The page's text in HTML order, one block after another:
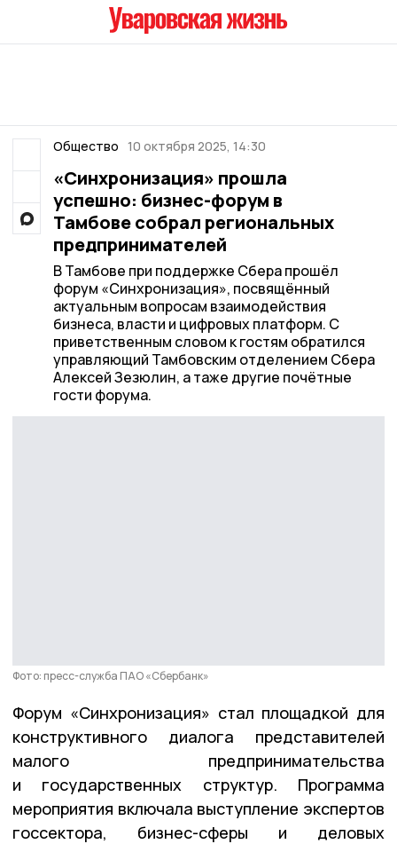
Общество 10 октября 2025, 14:30
«Синхронизация» прошла
успешно: бизнес-форум в
Тамбове собрал региональных
предпринимателей
В Тамбове при поддержке Сбера прошёл
форум «Синхронизация», посвящённый
актуальным вопросам взаимодействия
бизнеса, власти и цифровых платформ. С
приветственным словом к гостям обратился
управляющий Тамбовским отделением Сбера
Алексей Зезюлин, а таже другие почётные
гости форума.
Фото: пресс-служба ПАО «Сбербанк»
Форум «Синхронизация» стал площадкой для
конструктивного диалога представителей
малого предпринимательства
и государственных структур. Программа
мероприятия включала выступление экспертов
госсектора, бизнес-сферы и деловых